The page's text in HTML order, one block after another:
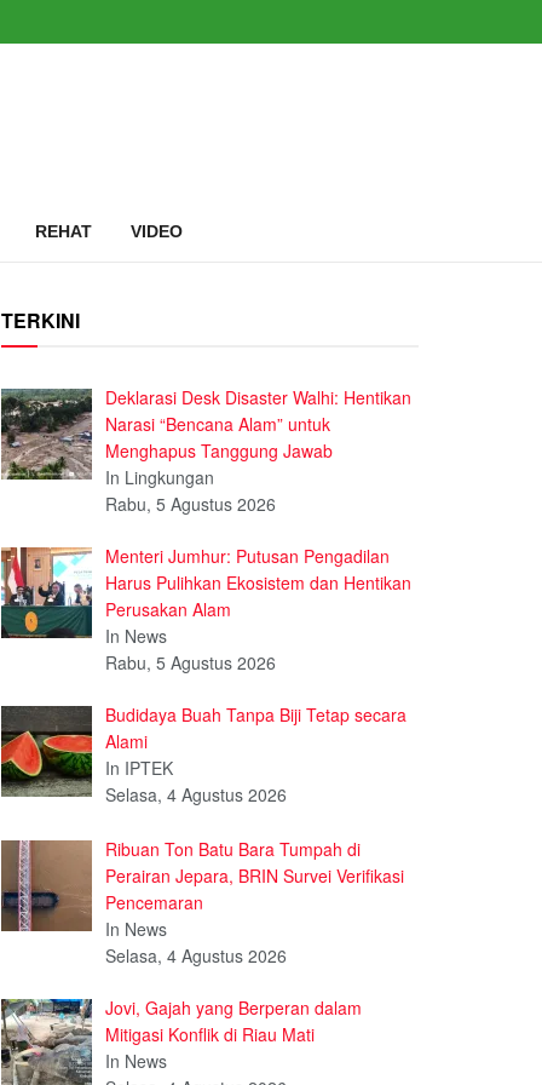
REHAT VIDEO
TERKINI
Deklarasi Desk Disaster Walhi: Hentikan
Narasi “Bencana Alam” untuk
Menghapus Tanggung Jawab
In Lingkungan
Rabu, 5 Agustus 2026
Menteri Jumhur: Putusan Pengadilan
Harus Pulihkan Ekosistem dan Hentikan
Perusakan Alam
In News
Rabu, 5 Agustus 2026
Budidaya Buah Tanpa Biji Tetap secara
Alami
In IPTEK
Selasa, 4 Agustus 2026
Ribuan Ton Batu Bara Tumpah di
Perairan Jepara, BRIN Survei Verifikasi
Pencemaran
In News
Selasa, 4 Agustus 2026
Jovi, Gajah yang Berperan dalam
Mitigasi Konflik di Riau Mati
In News